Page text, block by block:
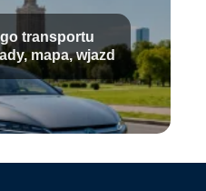
transportu
mapa, wjazd